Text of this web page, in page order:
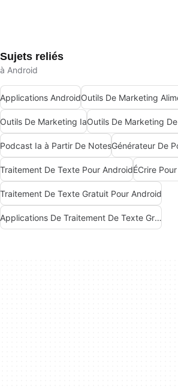
Sujets reliés
à Android
Applications AndroidOutils De Marketing
Outils De Marketing IaOutils De Marketing
Podcast Ia à Partir De NotesGénérateur De
Traitement De Texte Pour AndroidÉCrire
Traitement De Texte Gratuit Pour Android
Applications De Traitement De Texte Gratuites Pour Android